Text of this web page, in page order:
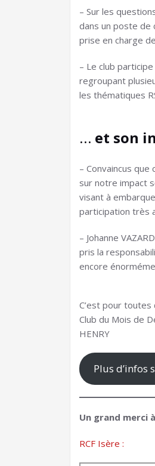
– Sur les
dans un poste de
prise en charge
– Le club
regroupant
les thématiques
… et son
– Convaincus
sur notre impact
visant à
participation très
– Johanne
pris la
encore
C’est pour
Club du Mois de
HENRY
Plus d’infos
Un grand merci
RCF Isère :